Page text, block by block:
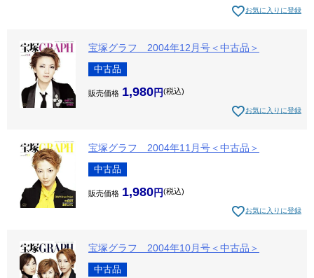
お気に入りに登録
宝塚グラフ 2004年12月号＜中古品＞
中古品
販売価格 1,980 税込
お気に入りに登録
宝塚グラフ 2004年11月号＜中古品＞
中古品
販売価格 1,980 税込
お気に入りに登録
宝塚グラフ 2004年10月号＜中古品＞
中古品